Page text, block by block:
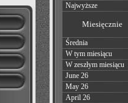
Najwyższe
Miesięcznie
Średnia
W tym miesiącu
W zeszłym miesiącu
June 26
May 26
April 26